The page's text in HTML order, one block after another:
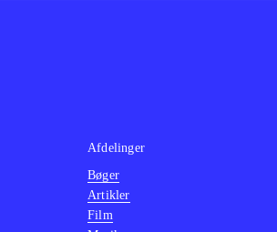
Afdelinger
Bøger
Artikler
Film